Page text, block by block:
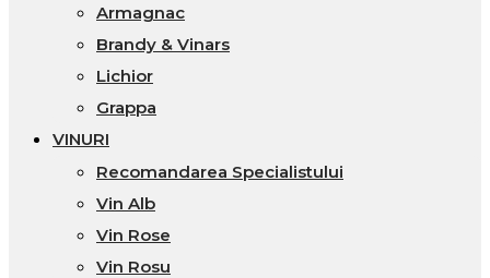
Armagnac
Brandy & Vinars
Lichior
Grappa
VINURI
Recomandarea Specialistului
Vin Alb
Vin Rose
Vin Rosu